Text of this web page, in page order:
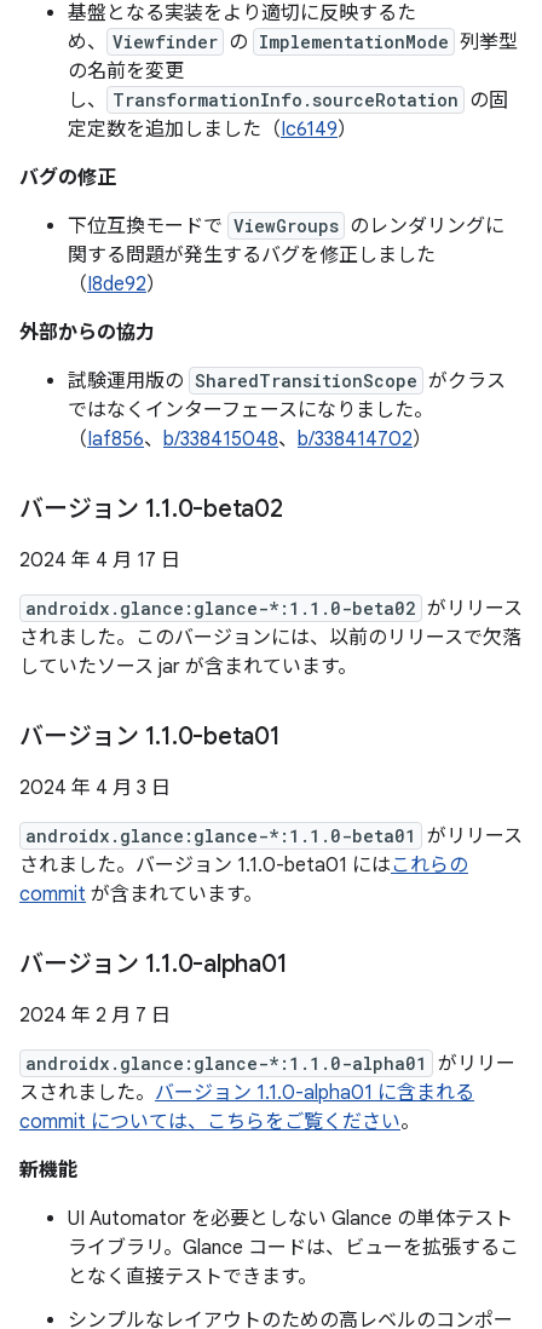
基盤となる実装をより適切に反映するた
め、
Viewfinder の ImplementationMode 列挙型
の名前を変更
し、
TransformationInfo.sourceRotation の固
定定数を追加しました（Ic6149）
バグの修正
下位互換モードで ViewGroups のレンダリングに
関する問題が発生するバグを修正しました
（I8de92）
外部からの協力
試験運用版の SharedTransitionScope がクラス
ではなくインターフェースになりました。
（Iaf856、 b/338415048、 b/338414702）
バージョン 1.1.0-beta02
2024 年 4 月 17 日
androidx.glance:glance-*:1.1.0-beta02 がリリース
されました。このバージョンには、以前のリリースで欠落
していたソース jar が含まれています。
バージョン 1.1.0-beta01
2024 年 4 月 3 日
androidx.glance:glance-*:1.1.0-beta01
がリリース
されました。バージョン 1.1.0-beta01 にはこれらの
commit が含まれています。
バージョン 1.1.0-alpha01
2024 年 2 月 7 日
androidx.glance:glance-*:1.1.0-alpha01
がリリー
スされました。 バージョン 1.1.0-alpha01 に含まれる
commit については、こちらをご覧ください。
新機能
UI Automator を必要としない Glance の単体テスト
ライブラリ。Glance コードは、ビューを拡張するこ
となく直接テストできます。
シンプルなレイアウトのための高レベルのコンポー